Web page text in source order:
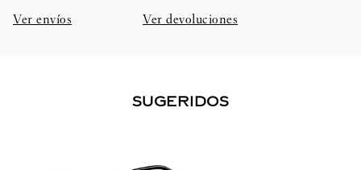
Ver envíos Ver devoluciones
SUGERIDOS